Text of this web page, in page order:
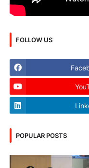
FOLLOW US
POPULAR POSTS